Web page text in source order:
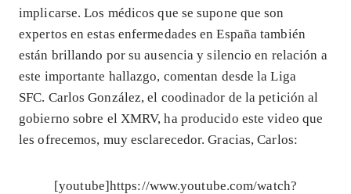
implicarse. Los médicos que se supone que son
expertos en estas enfermedades en España también
están brillando por su ausencia y silencio en relación a
este importante hallazgo, comentan desde la Liga
SFC. Carlos González, el coodinador de la petición al
gobierno sobre el XMRV, ha producido este video que
les ofrecemos, muy esclarecedor. Gracias, Carlos:
[youtube]https://www.youtube.com/watch?